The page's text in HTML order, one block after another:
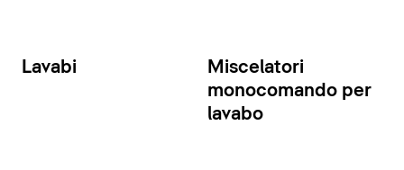
Lavabi
Miscelatori
monocomando per
lavabo